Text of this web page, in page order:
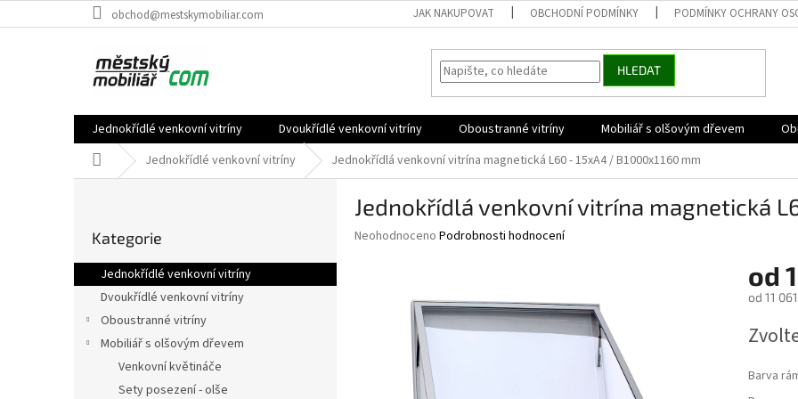
na
obchod@mestskymobiliar.com JAK NAKUPOVAT OBCHODNÍ PODMÍNKY PODMÍNKY OCHRANY
HLEDAT
Jednokřídlé venkovní vitríny Dvoukřídlé venkovní vitríny Oboustranné vitríny Mobiliář s olšovým dřevem
Domů Jednokřídlé venkovní vitríny Jednokřídlá venkovní vitrína magnetická L60 - 15xA4 / B1000x1160 mm
r
a
kategorie
Kategorie
Jednokřídlé venkovní vitríny
Dvoukřídlé venkovní vitríny
Oboustranné vitríny
Mobiliář s olšovým dřevem
Venkovní květináče
Sety posezení - olše
Jednokřídlá venkovní vitrína magnetická
Průměrné
Neohodnoceno Podrobnosti hodnocení
od
od 11
cena:
Barva